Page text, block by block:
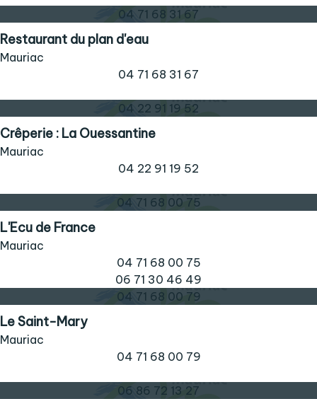
04 71 68 31 67
Restaurant du plan d'eau
Mauriac
04 71 68 31 67
04 22 91 19 52
Crêperie : La Ouessantine
Mauriac
04 22 91 19 52
04 71 68 00 75
L'Ecu de France
Mauriac
04 71 68 00 75
06 71 30 46 49
04 71 68 00 79
Le Saint-Mary
Mauriac
04 71 68 00 79
06 86 72 13 27